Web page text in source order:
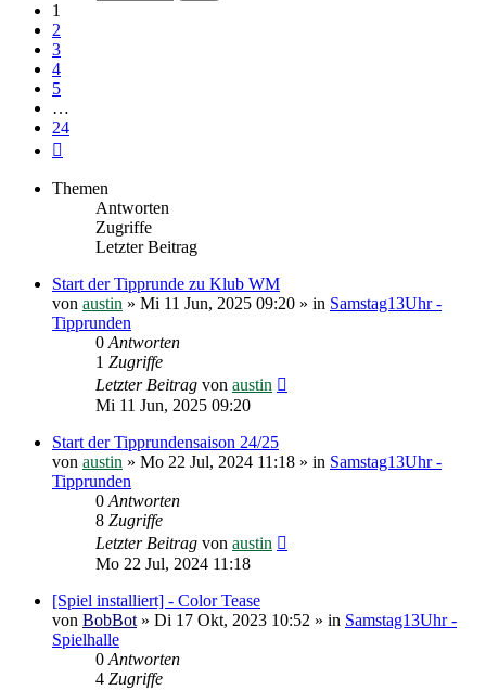
1
2
3
4
5
…
24
Themen
Antworten
Zugriffe
Letzter Beitrag
Start der Tipprunde zu Klub WM
von austin » Mi 11 Jun, 2025 09:20 » in Samstag13Uhr -
Tipprunden
0Antworten
1 Zugriffe
Letzter Beitrag von austin
Mi 11 Jun, 2025 09:20
Start der Tipprundensaison 24/25
von austin » Mo 22 Jul, 2024 11:18 » in Samstag13Uhr -
Tipprunden
0Antworten
8 Zugriffe
Letzter Beitrag von austin
Mo 22 Jul, 2024 11:18
[Spiel installiert] - Color Tease
von BobBot» Di 17 Okt, 2023 10:52 » in Samstag13Uhr -
Spielhalle
0Antworten
4 Zugriffe